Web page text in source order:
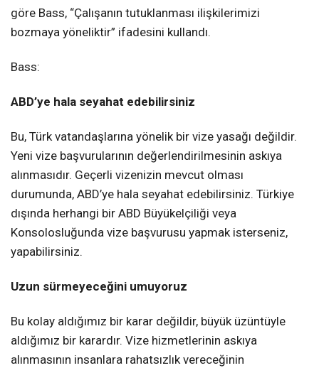
göre Bass, “Çalışanın tutuklanması ilişkilerimizi
bozmaya yöneliktir” ifadesini kullandı.
Bass:
ABD’ye hala seyahat edebilirsiniz
Bu, Türk vatandaşlarına yönelik bir vize yasağı değildir.
Yeni vize başvurularının değerlendirilmesinin askıya
alınmasıdır. Geçerli vizenizin mevcut olması
durumunda, ABD’ye hala seyahat edebilirsiniz. Türkiye
dışında herhangi bir ABD Büyükelçiliği veya
Konsolosluğunda vize başvurusu yapmak isterseniz,
yapabilirsiniz.
Uzun sürmeyeceğini umuyoruz
Bu kolay aldığımız bir karar değildir, büyük üzüntüyle
aldığımız bir karardır. Vize hizmetlerinin askıya
alınmasının insanlara rahatsızlık vereceğinin